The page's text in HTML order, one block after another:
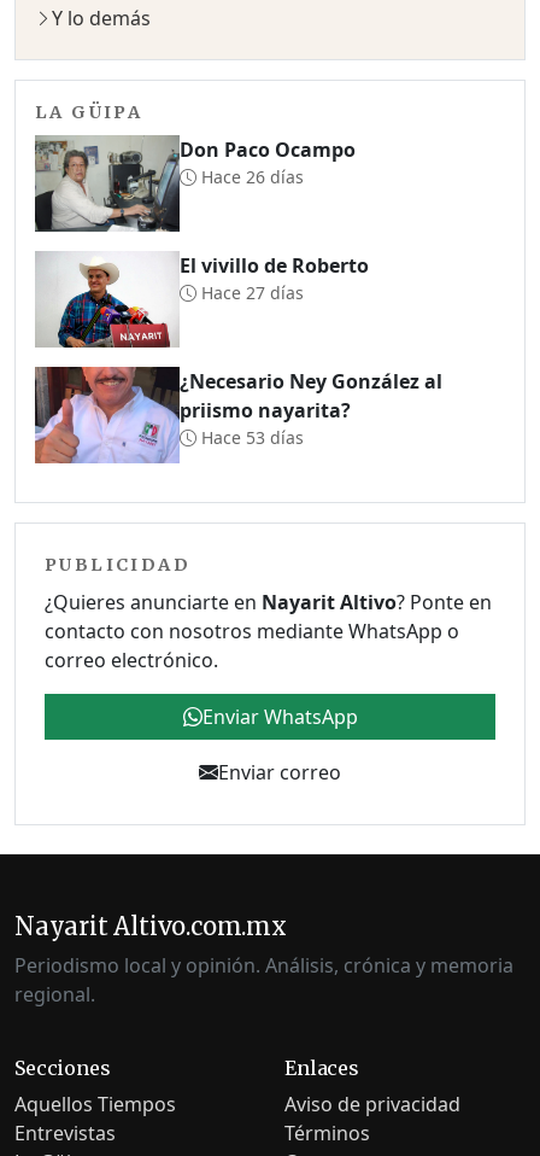
Y lo demás
LA GÜIPA
Don Paco Ocampo
Hace 26 días
El vivillo de Roberto
Hace 27 días
¿Necesario Ney González al
priismo nayarita?
Hace 53 días
PUBLICIDAD
¿Quieres anunciarte en Nayarit Altivo? Ponte en
contacto con nosotros mediante WhatsApp o
correo electrónico.
Enviar WhatsApp
Enviar correo
Nayarit Altivo.com.mx
Periodismo local y opinión. Análisis, crónica y memoria
regional.
Secciones
Aquellos Tiempos
Entrevistas
Enlaces
Aviso de privacidad
Términos